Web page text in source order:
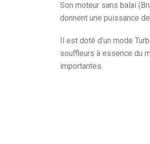
Son moteur sans balai
donnent une puissance
Il est doté d’un mode
souffleurs à essence du
importantes.